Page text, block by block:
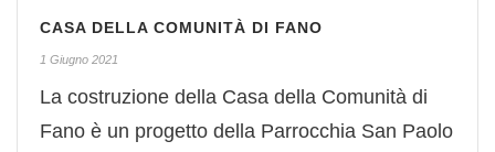
CASA DELLA COMUNITÀ DI FANO
1 Giugno 2021
La costruzione della Casa della Comunità di
Fano è un progetto della Parrocchia San Paolo